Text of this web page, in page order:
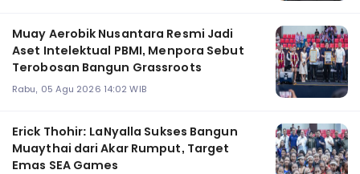
Muay Aerobik Nusantara Resmi Jadi
Aset Intelektual PBMI, Menpora Sebut
Terobosan Bangun Grassroots
Rabu, 05 Agu 2026 14:02 WIB
Erick Thohir: LaNyalla Sukses Bangun
Muaythai dari Akar Rumput, Target
Emas SEA Games